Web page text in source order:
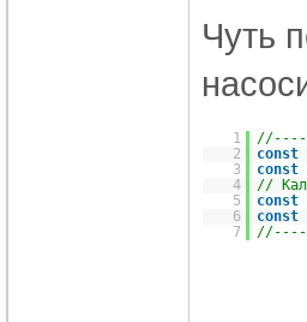
Чуть
1
//-----
2
const
3
const
4
//
5
const
6
const
7